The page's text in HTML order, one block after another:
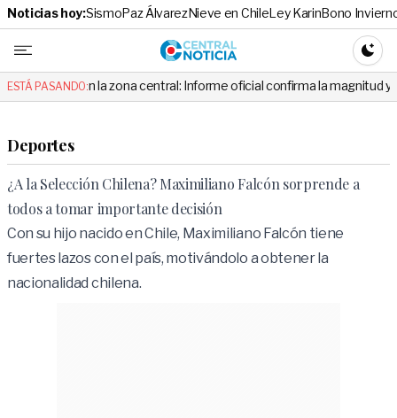
Noticias hoy:SismoPaz ÁlvarezNieve en ChileLey KarinBono
Central
ESTÁ PASANDO:
la zona central: Informe oficial confirma la magnitud y el origen del
Deportes
¿A la Selección Chilena? Maximiliano Falcón sorprende a
todos a tomar importante decisión
Con su hijo nacido en Chile, Maximiliano Falcón tiene
fuertes lazos con el país, motivándolo a obtener la
nacionalidad chilena.